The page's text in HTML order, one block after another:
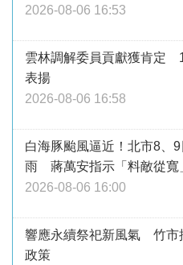
2026-08-06 16:53
雲林調解委員貢獻獲肯定
表揚
2026-08-06 16:58
白海豚颱風逼近！北市8、
雨 蔣萬安指示「料敵從寬
2026-08-06 16:00
響應永續祭祀新風氣 竹市
政策